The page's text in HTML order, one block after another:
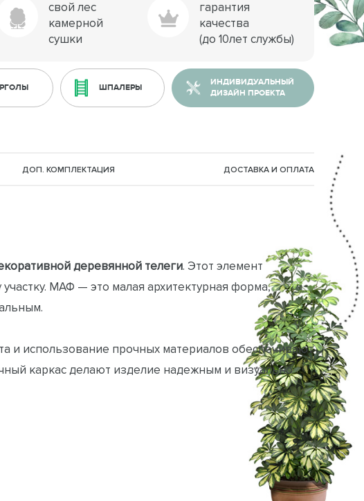
свой лес
камерной
сушки
гарантия
качества
(до 10лет службы)
ШПАЛЕРЫ
ИНДИВИДУАЛЬНЫЙ
ДИЗАЙН ПРОЕКТА
ДОП. КОМПЛЕКТАЦИЯ ДОСТАВКА И ОПЛАТА
деревянной телеги. Этот элемент
МАФ — это малая архитектурная форма,
и использование прочных материалов обеспечивают
каркас делают изделие надежным и визуально
или разместить декоративные элементы. Она станет
быта.